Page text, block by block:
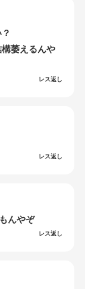
萎えるんや
レス返し
レス返し
んやぞ
レス返し